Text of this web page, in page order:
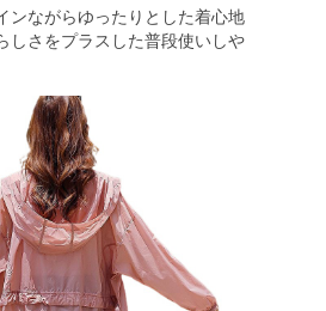
ンながらゆったりとした着心地
しさをプラスした普段使いしや